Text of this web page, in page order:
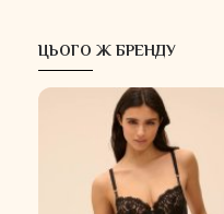
ЦЬОГО Ж БРЕНДУ